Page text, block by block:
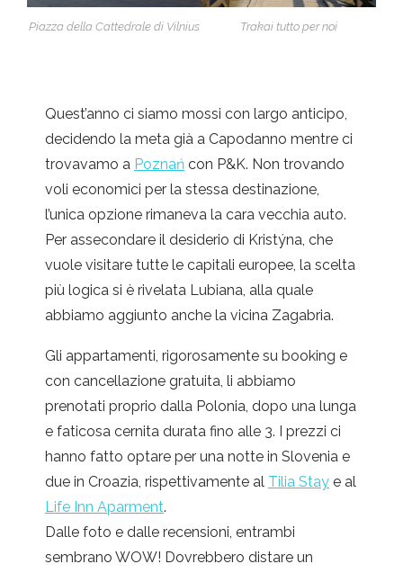
Piazza della Cattedrale di Vilnius Trakai tutto per noi
Quest’anno ci siamo mossi con largo anticipo,
decidendo la meta già a Capodanno mentre ci
trovavamo a Poznań con P&K. Non trovando
voli economici per la stessa destinazione,
l’unica opzione rimaneva la cara vecchia auto.
Per assecondare il desiderio di Kristýna, che
vuole visitare tutte le capitali europee, la scelta
più logica si è rivelata Lubiana, alla quale
abbiamo aggiunto anche la vicina Zagabria.
Gli appartamenti, rigorosamente su booking e
con cancellazione gratuita, li abbiamo
prenotati proprio dalla Polonia, dopo una lunga
e faticosa cernita durata fino alle 3. I prezzi ci
hanno fatto optare per una notte in Slovenia e
due in Croazia, rispettivamente al Tilia Stay e al
Life Inn Aparment.
Dalle foto e dalle recensioni, entrambi
sembrano WOW! Dovrebbero distare un